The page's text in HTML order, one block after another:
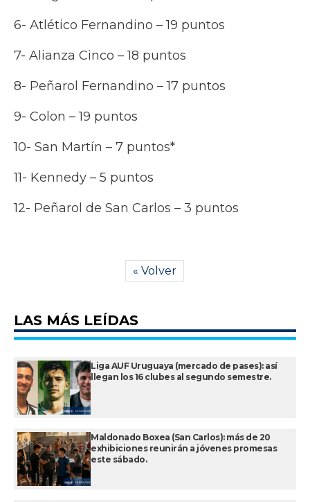
6- Atlético Fernandino – 19 puntos
7- Alianza Cinco – 18 puntos
8- Peñarol Fernandino – 17 puntos
9- Colon – 19 puntos
10- San Martín – 7 puntos*
11- Kennedy – 5 puntos
12- Peñarol de San Carlos – 3 puntos
« Volver
LAS MÁS LEÍDAS
Liga AUF Uruguaya (mercado de pases): así
llegan los 16 clubes al segundo semestre.
Maldonado Boxea (San Carlos): más de 20
exhibiciones reunirán a jóvenes promesas
este sábado.